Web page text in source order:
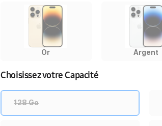
Or Argent
Choisissez votre Capacité
128 Go